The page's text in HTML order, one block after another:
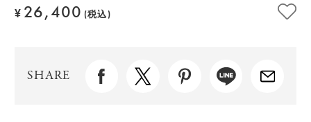
¥ 26,400 (税込)
SHARE